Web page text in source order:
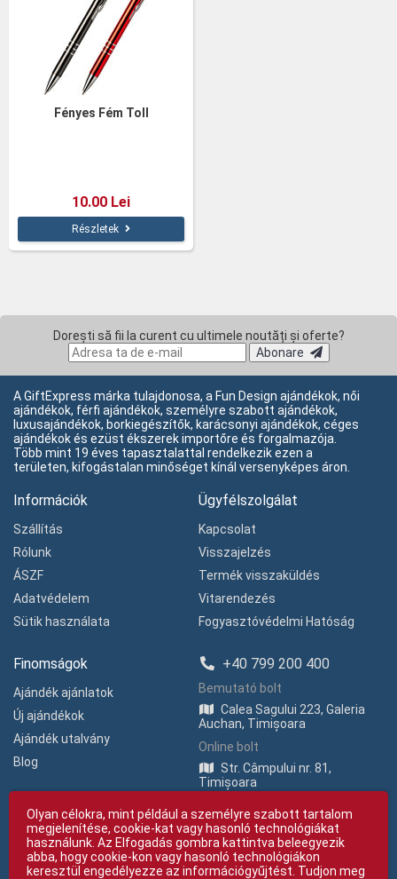
Fényes Fém Toll
10.00 Lei
Részletek
Dorești să fii la curent cu ultimele noutăți și oferte?
Abonare
A GiftExpress márka tulajdonosa, a Fun Design ajándékok, női
ajándékok, férfi ajándékok, személyre szabott ajándékok,
luxusajándékok, borkiegészítők, karácsonyi ajándékok, céges
ajándékok és ezüst ékszerek importőre és forgalmazója.
Több mint 19 éves tapasztalattal rendelkezik ezen a
területen, kifogástalan minőséget kínál versenyképes áron.
Információk
Szállítás
Rólunk
ÁSZF
Adatvédelem
Sütik használata
Ügyfélszolgálat
Kapcsolat
Visszajelzés
Termék visszaküldés
Vitarendezés
Fogyasztóvédelmi Hatóság
Finomságok
Ajándék ajánlatok
Új ajándékok
Ajándék utalvány
Blog
+40 799 200 400
Bemutató bolt
Calea Sagului 223, Galeria
Auchan, Timișoara
Online bolt
Str. Câmpului nr. 81,
Timișoara
Olyan célokra, mint például a személyre szabott tartalom
megjelenítése, cookie-kat vagy hasonló technológiákat
használunk. Az Elfogadás gombra kattintva beleegyezik
abba, hogy cookie-kon vagy hasonló technológiákon
keresztül engedélyezze az információgyűjtést. Tudjon meg